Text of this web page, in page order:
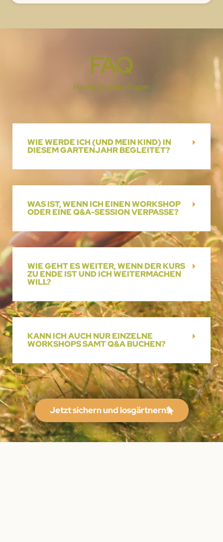
FAQ
Häufig gestellte Fragen
WIE WERDE ICH (UND MEIN KIND) IN
DIESEM GARTENJAHR BEGLEITET?
WAS IST, WENN ICH EINEN WORKSHOP
ODER EINE Q&A-SESSION VERPASSE?
WIE GEHT ES WEITER, WENN DER KURS
ZU ENDE IST UND ICH WEITERMACHEN
WILL?
KANN ICH AUCH NUR EINZELNE
WORKSHOPS SAMT Q&A BUCHEN?
Jetzt sichern und losgärtnern!